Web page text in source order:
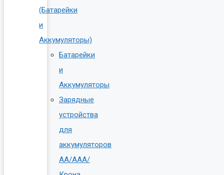
(Батарейки
и
Аккумуляторы)
Батарейки
и
Аккумуляторы
Зарядные
устройства
для
аккумуляторов
AA/AAA/